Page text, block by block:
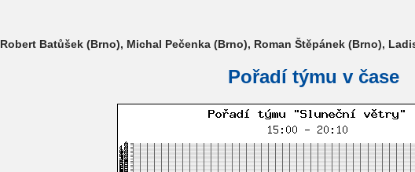
Robert Batůšek (Brno), Michal Pečenka (Brno), Roman Štěpánek (Brno),
Pořadí týmu v čase